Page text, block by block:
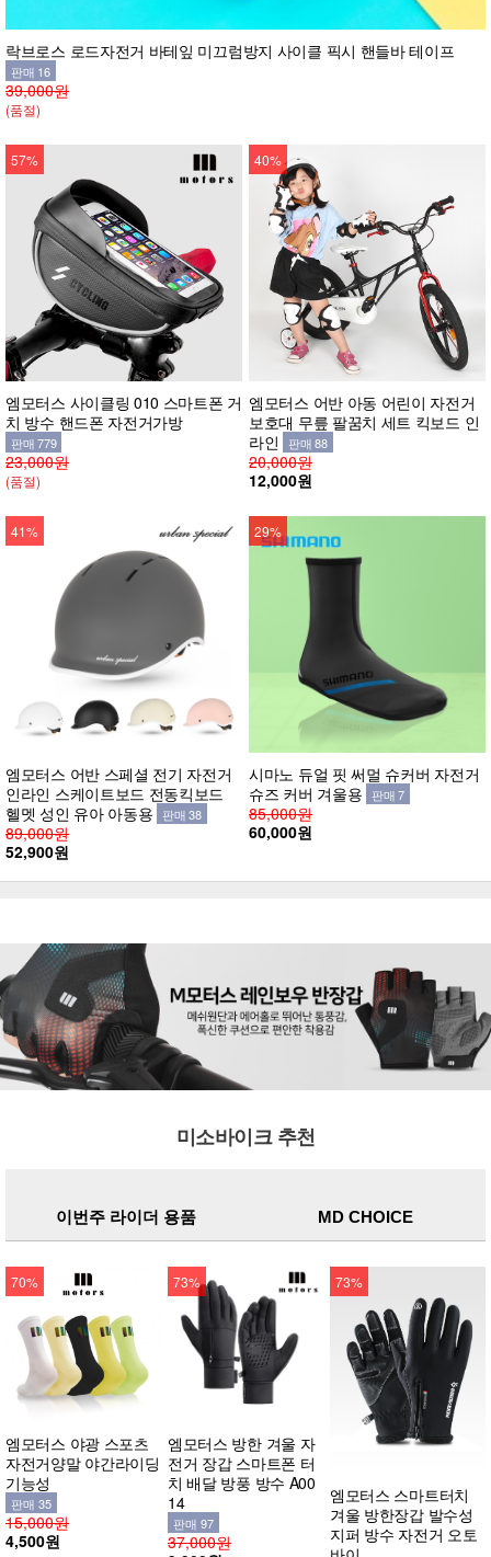
락브로스 로드자전거 바테잎 미끄럼방지 사이클 픽시 핸들바 테이프
판매 16
39,000원
(품절)
57%
엠모터스 사이클링 010 스마트폰 거
치 방수 핸드폰 자전거가방
판매 779
23,000원
(품절)
40%
엠모터스 어반 아동 어린이 자전거
보호대 무릎 팔꿈치 세트 킥보드 인
라인
판매 88
20,000원
12,000원
41%
엠모터스 어반 스페셜 전기 자전거
인라인 스케이트보드 전동킥보드
헬멧 성인 유아 아동용 판매 38
89,000원
52,900원
29%
시마노 듀얼 핏 써멀 슈커버 자전거
슈즈 커버 겨울용 판매 7
85,000원
60,000원
미소바이크 추천
이번주 라이더 용품 MD CHOICE
70%
엠모터스 야광 스포츠
자전거양말 야간라이딩
기능성
판매 35
15,000원
4,500원
73%
엠모터스 방한 겨울 자
전거 장갑 스마트폰 터
치 배달 방풍 방수 A00
14
판매 97
37,000원
73%
엠모터스 스마트터치
겨울 방한장갑 발수성
지퍼 방수 자전거 오토